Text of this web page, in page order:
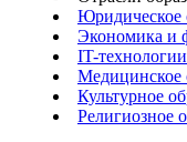
Юридическое
Экономика и
IT-
Медицинское
Культурное
Религиозное